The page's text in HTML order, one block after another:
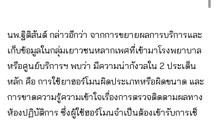
นพ.ฐิติสันต์ กล่าวอีกว่า จากการขยายผลการบริการและ
เก็บข้อมูลในกลุ่มเยาวชนหลากเพศที่เข้ามาโรงพยาบาล
หรือศูนย์บริการฯ พบว่า มีความน่ากังวลใน 2 ประเด็น
หลัก คือ การใช้ยาฮอร์โมนผิดประเภทหรือผิดขนาด และ
การขาดความรู้ความเข้าใจเรื่องการตรวจติดตามผลทาง
ห้องปฏิบัติการ ซึ่งผู้ใช้ฮอร์โมนจำเป็นต้องเข้ารับการเช็